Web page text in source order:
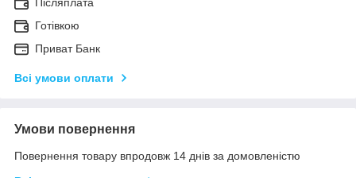
Післяплата
Готівкою
Приват Банк
Всі умови оплати
Умови повернення
Повернення товару впродовж 14 днів за домовленістю